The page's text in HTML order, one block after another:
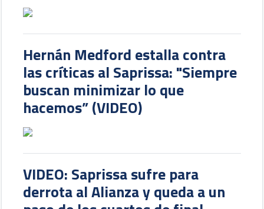
Hernán Medford estalla contra
las críticas al Saprissa: "Siempre
buscan minimizar lo que
hacemos” (VIDEO)
VIDEO: Saprissa sufre para
derrota al Alianza y queda a un